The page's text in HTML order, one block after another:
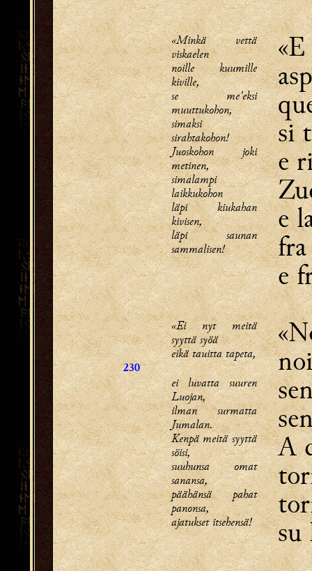
«Minkä vettä
viskaelen
noille kuumille
kiville,
se me'eksi
muuttukohon,
simaksi
sirahtakohon!
Juoskohon joki
metinen,
simalampi
laikkukohon
läpi kiukahan
kivisen,
läpi saunan
sammalisen!
si
e
e
e
230
«Ei nyt meitä
syyttä syöä
eikä tauitta tapeta,
ei luvatta suuren
Luojan,
ilman surmatta
Jumalan.
Kenpä meitä syyttä
söisi,
suuhunsa omat
sanansa,
päähänsä pahat
panonsa,
ajatukset itsehensä!
A
su